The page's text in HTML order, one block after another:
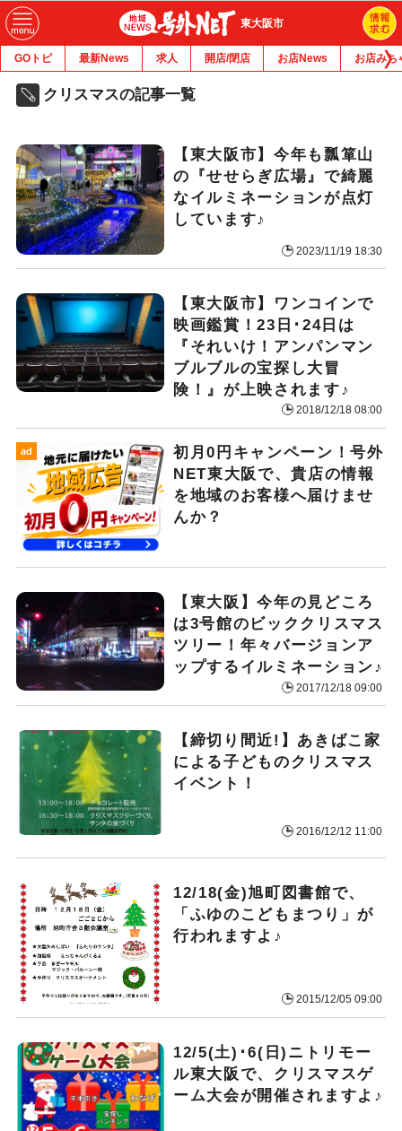
東大阪市
GOトピ 最新News 求人 開店/閉店 お店News お店みち
クリスマスの記事一覧
【東大阪市】今年も瓢箪山
の『せせらぎ広場』で綺麗
なイルミネーションが点灯
しています♪
2023/11/19 18:30
【東大阪市】ワンコインで
映画鑑賞！23日･24日は
『それいけ！アンパンマン
ブルブルの宝探し大冒
険！』が上映されます♪
2018/12/18 08:00
ad
初月0円キャンペーン！号外
NET東大阪で、貴店の情報
を地域のお客様へ届けませ
んか？
【東大阪】今年の見どころ
は3号館のビッククリスマス
ツリー！年々バージョンア
ップするイルミネーション♪
2017/12/18 09:00
【締切り間近!】あきばこ家
による子どものクリスマス
イベント！
2016/12/12 11:00
12/18(金)旭町図書館で、
「ふゆのこどもまつり」が
行われますよ♪
2015/12/05 09:00
12/5(土)･6(日)ニトリモー
ル東大阪で、クリスマスゲ
ーム大会が開催されますよ♪